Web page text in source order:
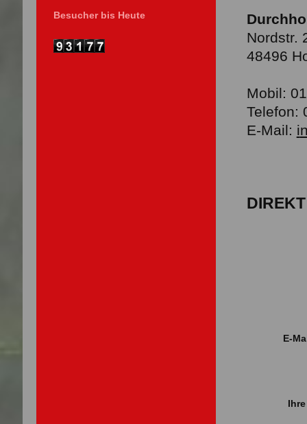
Nordstr.
48496
Mobil:
Telefon:
E-Mail: i
E-
Besucher bis Heute